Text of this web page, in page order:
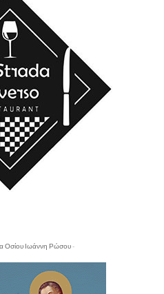
Οσίου Ιωάννη Ρώσου -